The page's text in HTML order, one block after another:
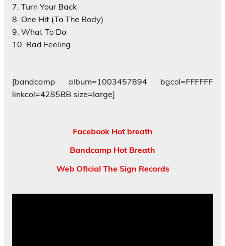
7. Turn Your Back
8. One Hit (To The Body)
9. What To Do
10. Bad Feeling
[bandcamp album=1003457894 bgcol=FFFFFF
linkcol=4285BB size=large]
Facebook Hot breath
Bandcamp Hot Breath
Web Oficial The Sign Records